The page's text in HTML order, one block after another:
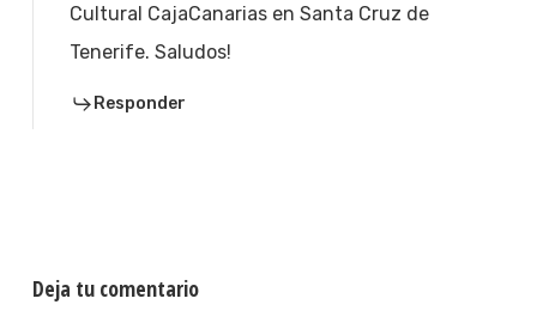
Cultural CajaCanarias en Santa Cruz de
Tenerife. Saludos!
Responder
Deja tu comentario